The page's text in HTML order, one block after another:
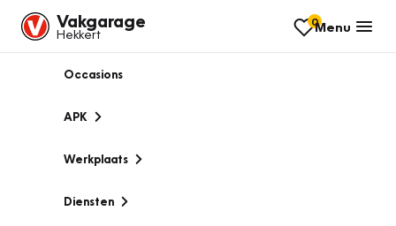
Vakgarage
Hekkert
0Menu
Occasions
APK
Werkplaats
Diensten